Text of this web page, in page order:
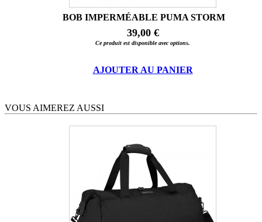
BOB IMPERMÉABLE PUMA STORM
39,00 €
Ce produit est disponible avec options.
AJOUTER AU PANIER
VOUS AIMEREZ AUSSI